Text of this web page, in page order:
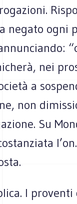
negato ogni
nei
a
non
Su
I